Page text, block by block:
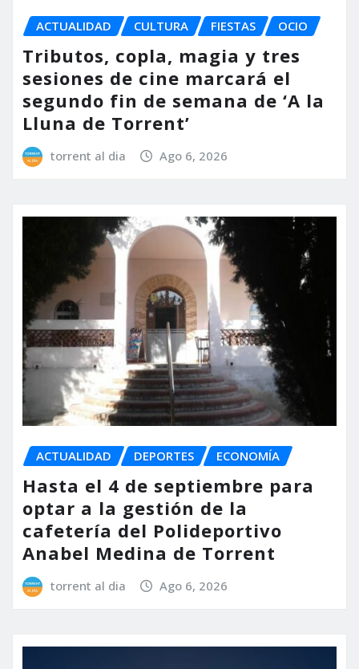
ACTUALIDAD CULTURA FIESTAS OCIO
Tributos, copla, magia y tres
sesiones de cine marcará el
segundo fin de semana de ‘A la
Lluna de Torrent’
torrent al dia Ago 6, 2026
ACTUALIDAD DEPORTES ECONOMÍA
Hasta el 4 de septiembre para
optar a la gestión de la
cafetería del Polideportivo
Anabel Medina de Torrent
torrent al dia Ago 6, 2026